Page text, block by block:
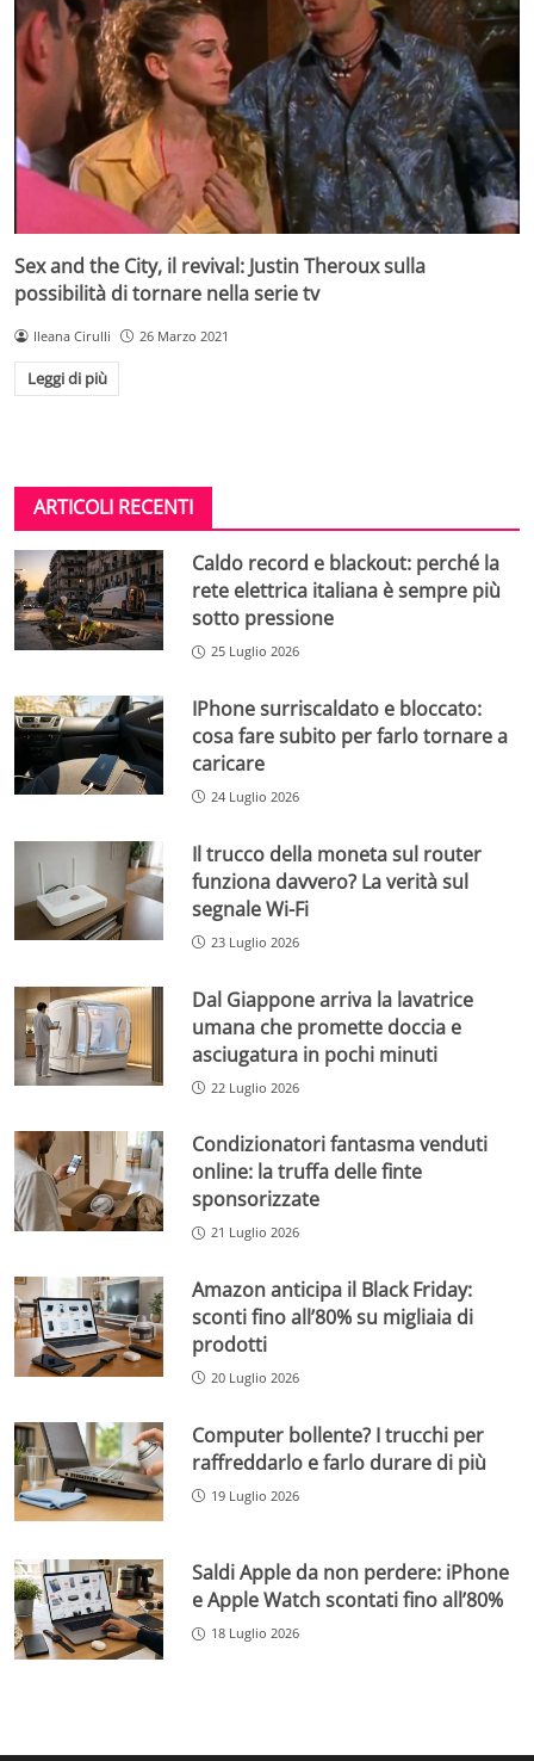
Sex and the City, il revival: Justin Theroux sulla
possibilità di tornare nella serie tv
Ileana Cirulli 26 Marzo 2021
Leggi di più
ARTICOLI RECENTI
Caldo record e blackout: perché la
rete elettrica italiana è sempre più
sotto pressione
25 Luglio 2026
IPhone surriscaldato e bloccato:
cosa fare subito per farlo tornare a
caricare
24 Luglio 2026
Il trucco della moneta sul router
funziona davvero? La verità sul
segnale Wi-Fi
23 Luglio 2026
Dal Giappone arriva la lavatrice
umana che promette doccia e
asciugatura in pochi minuti
22 Luglio 2026
Condizionatori fantasma venduti
online: la truffa delle finte
sponsorizzate
21 Luglio 2026
Amazon anticipa il Black Friday:
sconti fino all’80% su migliaia di
prodotti
20 Luglio 2026
Computer bollente? I trucchi per
raffreddarlo e farlo durare di più
19 Luglio 2026
Saldi Apple da non perdere: iPhone
e Apple Watch scontati fino all’80%
18 Luglio 2026